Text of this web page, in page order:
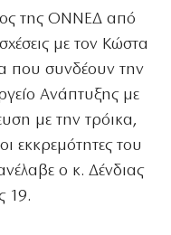
της ΟΝΝΕΔ από
με τον Κώστα
που συνδέουν την
Ανάπτυξης με
με την τρόικα,
εκκρεμότητες του
ο κ. Δένδιας
19.